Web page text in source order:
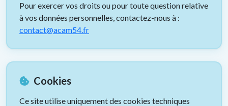
Pour exercer vos droits ou pour toute question relative
à vos données personnelles, contactez-nous à :
contact@acam54.fr
Cookies
Ce site utilise uniquement des cookies techniques